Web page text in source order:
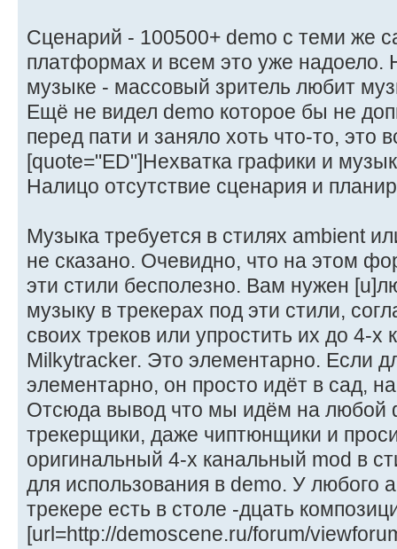
Сценарий - 100500+ demo с теми же
платформах и всем это уже надоело.
музыке - массовый зритель любит
Ещё не видел demo которое бы не
перед пати и заняло хоть что-то, это
[quote="ED"]Нехватка графики и
Налицо отсутствие сценария и
Музыка требуется в стилях ambient
не сказано. Очевидно, что на этом
эти стили бесполезно. Вам нужен
музыку в трекерах под эти стили,
своих треков или упростить их до 4-х
Milkytracker. Это элементарно. Если
элементарно, он просто идёт в сад,
Отсюда вывод что мы идём на любой
трекерщики, даже чиптюнщики и
оригинальный 4-х канальный mod в
для использования в demo. У любого
трекере есть в столе -дцать
[url=http://demoscene.ru/forum/